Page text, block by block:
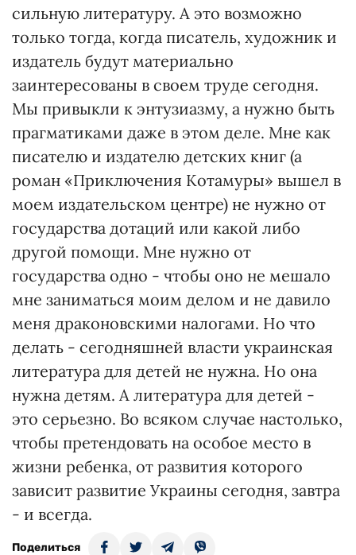
сильную литературу. А это возможно
только тогда, когда писатель, художник и
издатель будут материально
заинтересованы в своем труде сегодня.
Мы привыкли к энтузиазму, а нужно быть
прагматиками даже в этом деле. Мне как
писателю и издателю детских книг (а
роман «Приключения Котамуры» вышел в
моем издательском центре) не нужно от
государства дотаций или какой либо
другой помощи. Мне нужно от
государства одно - чтобы оно не мешало
мне заниматься моим делом и не давило
меня драконовскими налогами. Но что
делать - сегодняшней власти украинская
литература для детей не нужна. Но она
нужна детям. А литература для детей -
это серьезно. Во всяком случае настолько,
чтобы претендовать на особое место в
жизни ребенка, от развития которого
зависит развитие Украины сегодня, завтра
- и всегда.
Поделиться